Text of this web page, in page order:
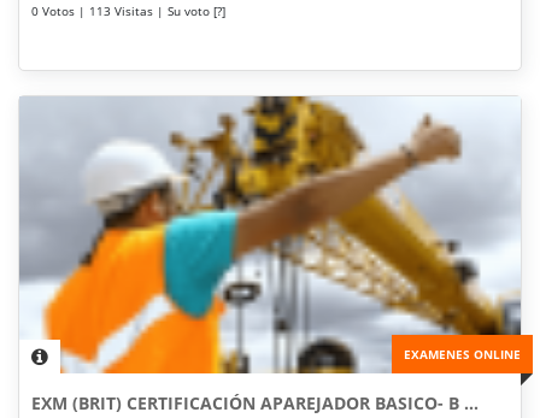
0 Votos | 113 Visitas | Su voto [?]
EXAMENES ONLINE
EXM (BRIT) CERTIFICACIÓN APAREJADOR BASICO- B ...